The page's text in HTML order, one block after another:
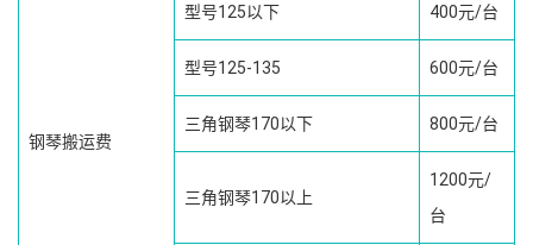
钢琴搬运费
型号125以下 400元/台
型号125-135 600元/台
三角钢琴170以下 800元/台
三角钢琴170以上
1200元/
台